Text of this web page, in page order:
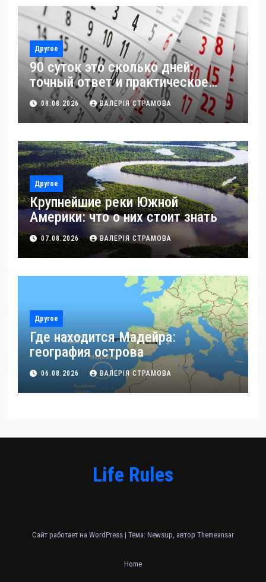
Другое
90 суток это сколько дней:
точный ответ и практическое
применение
08.08.2026 ВАЛЕРІЯ СТРАМОВА
Другое
Крупнейшие реки Южной
Америки: что о них стоит знать
07.08.2026 ВАЛЕРІЯ СТРАМОВА
Другое
Где находится Мадейра:
география острова
06.08.2026 ВАЛЕРІЯ СТРАМОВА
Life Rules
Сайт работает на WordPress | Тема: Newsup, автор Themeansar
Home